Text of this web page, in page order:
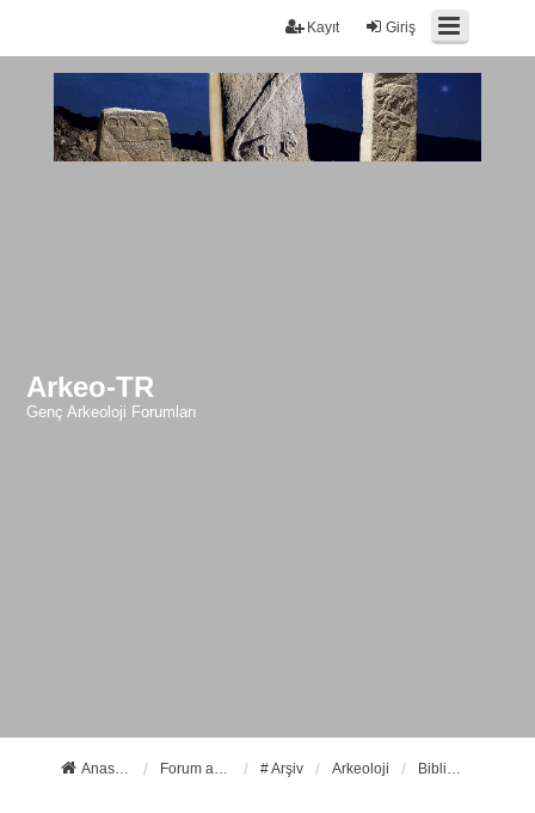
Giriş
Kayıt
Arkeo-TR
Genç Arkeoloji Forumları
Anasayfa Forum ana sayfa # Arşiv Arkeoloji Bibliyografya